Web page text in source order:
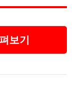
보기